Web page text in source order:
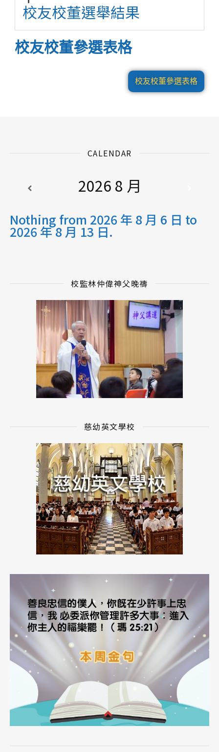
校友校董選舉結果
校友校董參選表格
校友校董參選表格
CALENDAR
2026 8 月
Nothing from 2026 年 8 月 6 日 to
2026 年 8 月 13 日.
校監林仲偉神父晚禱
慈幼英文學校